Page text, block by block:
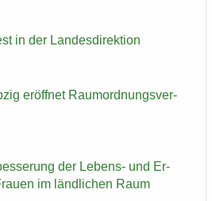
in der Lan­des­di­rek­ti­on
er­öff­net Raum­ord­nungs­ver­
der Lebens-​ und Er­
im länd­li­chen Raum